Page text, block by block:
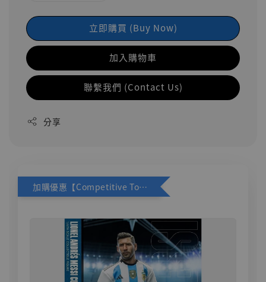
立即購買 (Buy Now)
加入購物車
聯繫我們 (Contact Us)
分享
加購優惠【Competitive Toys 梅西 [CM001]】